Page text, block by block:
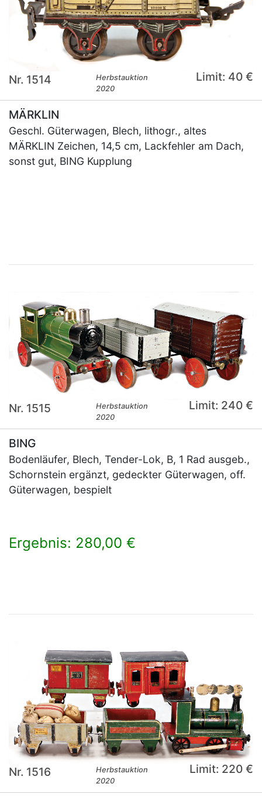
Nr. 1514
Herbstauktion
2020
Limit: 40 €
MÄRKLIN
Geschl. Güterwagen, Blech, lithogr., altes
MÄRKLIN Zeichen, 14,5 cm, Lackfehler am Dach,
sonst gut, BING Kupplung
Nr. 1515
Herbstauktion
2020
Limit: 240 €
BING
Bodenläufer, Blech, Tender-Lok, B, 1 Rad ausgeb.,
Schornstein ergänzt, gedeckter Güterwagen, off.
Güterwagen, bespielt
Ergebnis: 280,00 €
Nr. 1516
Herbstauktion
2020
Limit: 220 €